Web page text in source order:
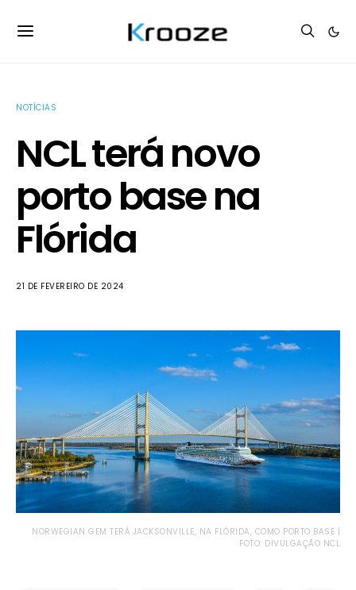
NOTÍCIAS
NCL terá novo
porto base na
Flórida
21 DE FEVEREIRO DE 2024
NORWEGIAN GEM TERÁ JACKSONVILLE, NA FLÓRIDA, COMO PORTO BASE |
FOTO: DIVULGAÇÃO NCL